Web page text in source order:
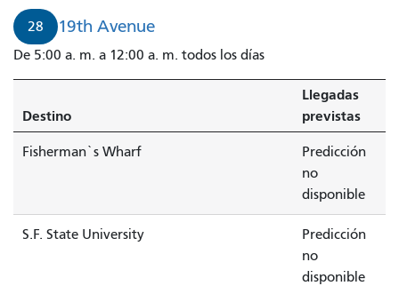
28 19th Avenue
De 5:00 a. m. a 12:00 a. m. todos los días
Destino
Llegadas
previstas
Fisherman`s Wharf
Predicción
no
disponible
S.F. State University
Predicción
no
disponible